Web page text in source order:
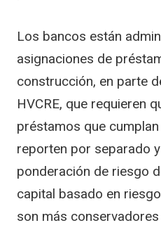
Los bancos están
asignaciones de
construcción, en parte
HVCRE, que requieren
préstamos que
reporten por separado
ponderación de riesgo
capital basado en
son más